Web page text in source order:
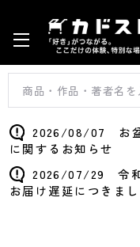
2026/08/07 お盆
に関するお知らせ
2026/07/29 令和
お届け遅延につきま